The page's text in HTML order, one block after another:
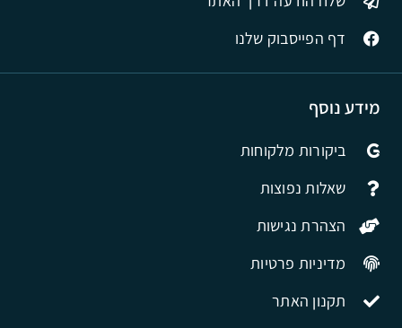
מידע נוסף
ביקורות מלקוחות
שאלות נפוצות
הצהרת נגישות
מדיניות פרטיות
תקנון האתר
דף הפייסבוק שלנו